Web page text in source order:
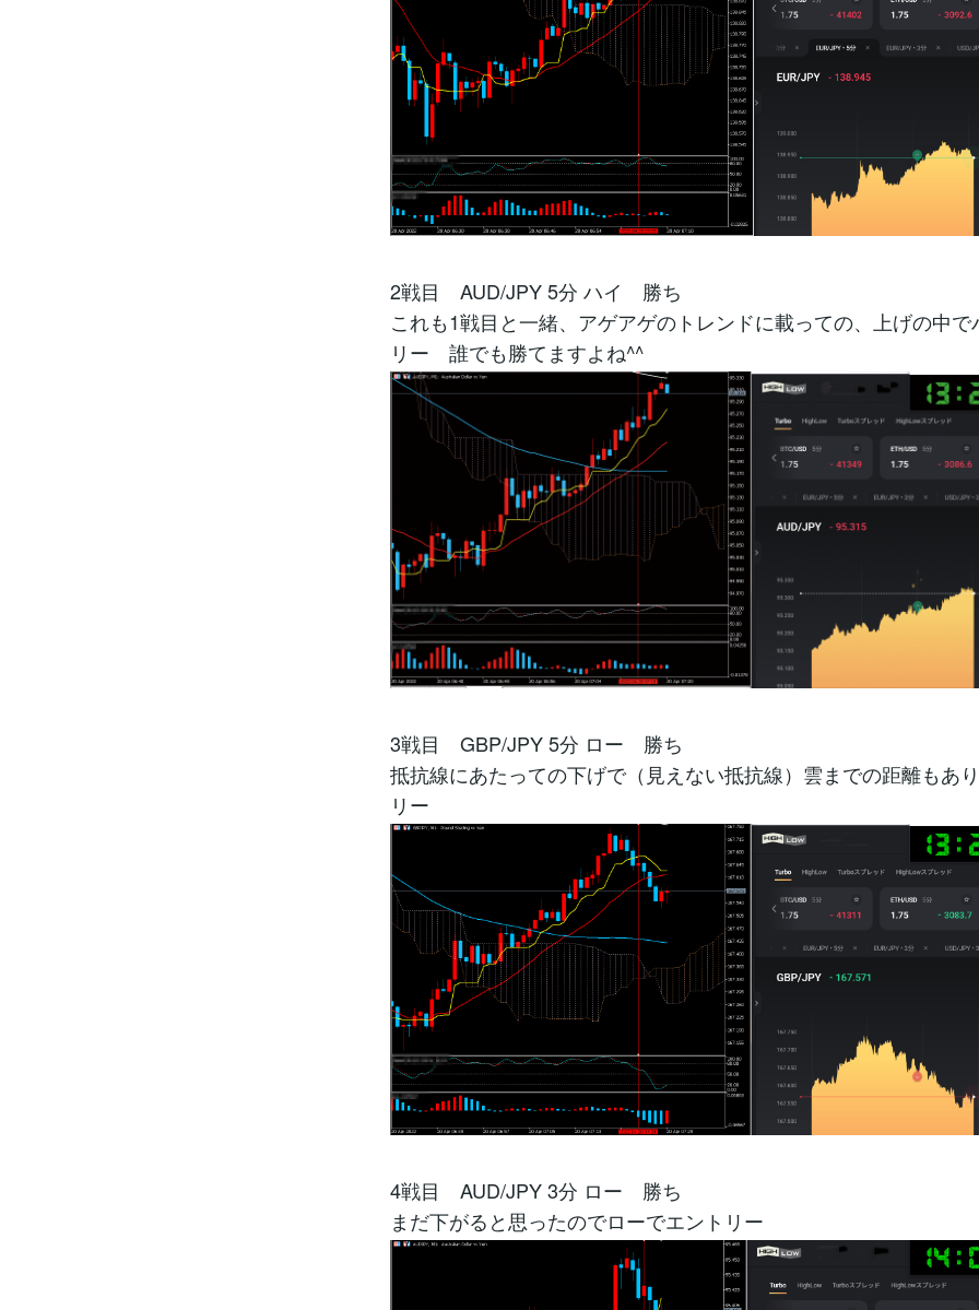
2戦目 AUD/JPY 5分 ハイ 勝ち
これも1戦目と一緒、アゲアゲのトレンドに載っての、上げの中で
リー 誰でも勝てますよね^^
3戦目 GBP/JPY 5分 ロー 勝ち
抵抗線にあたっての下げで（見えない抵抗線）雲までの距離もあ
リー
4戦目 AUD/JPY 3分 ロー 勝ち
まだ下がると思ったのでローでエントリー